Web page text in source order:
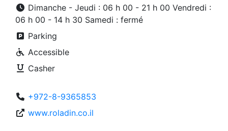
Dimanche - Jeudi : 06 h 00 - 21 h 00 Vendredi :
06 h 00 - 14 h 30 Samedi : fermé
Parking
Accessible
Casher
+972-8-9365853
www.roladin.co.il